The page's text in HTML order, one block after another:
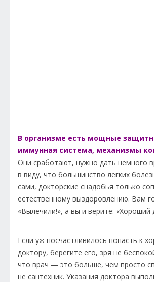
В организме есть мощные
иммунная система, механизмы
Они сработают, нужно дать немного
в виду, что большинство легких
сами, докторские снадобья только
естественному выздоровлению. Вам
«Вылечили!», а вы и верите: «Хороший
Если уж посчастливилось попасть к
доктору, берегите его, зря не
что врач — это больше, чем просто
не сантехник. Указания доктора